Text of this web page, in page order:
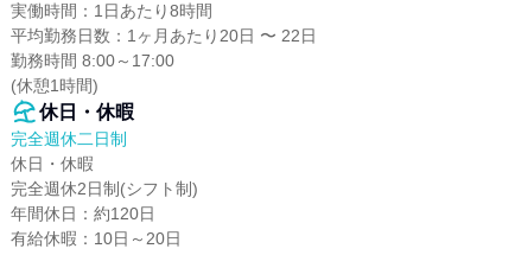
実働時間：1日あたり8時間
平均勤務日数：1ヶ月あたり20日 〜 22日
勤務時間 8:00～17:00
(休憩1時間)
休日・休暇
完全週休二日制
休日・休暇
完全週休2日制(シフト制)
年間休日：約120日
有給休暇：10日～20日